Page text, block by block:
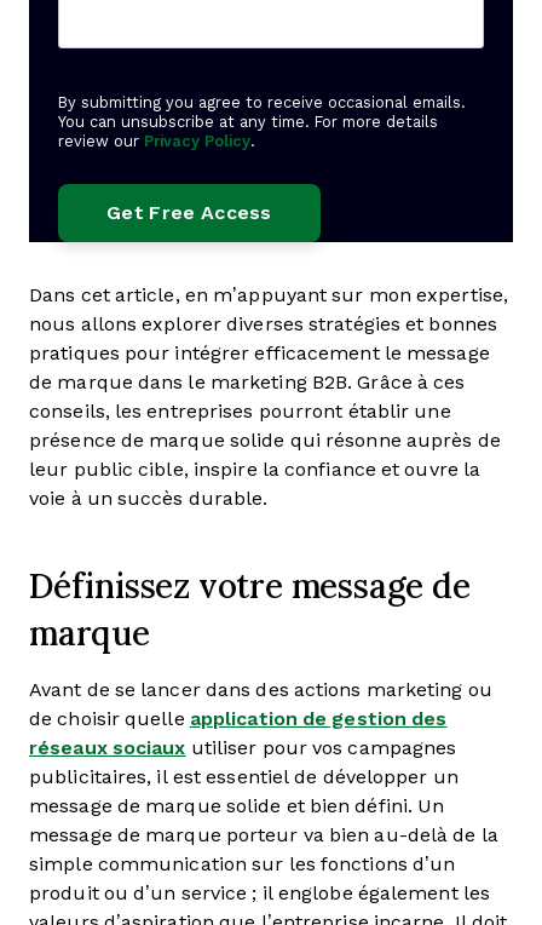
By submitting you agree to receive occasional emails.
You can unsubscribe at any time. For more details
review our Privacy Policy.
Dans cet article, en m’appuyant sur mon expertise,
nous allons explorer diverses stratégies et bonnes
pratiques pour intégrer efficacement le message
de marque dans le marketing B2B. Grâce à ces
conseils, les entreprises pourront établir une
présence de marque solide qui résonne auprès de
leur public cible, inspire la confiance et ouvre la
voie à un succès durable.
Définissez votre message de
marque
Avant de se lancer dans des actions marketing ou
de choisir quelle application de gestion des
réseaux sociaux utiliser pour vos campagnes
publicitaires, il est essentiel de développer un
message de marque solide et bien défini. Un
message de marque porteur va bien au-delà de la
simple communication sur les fonctions d’un
produit ou d’un service ; il englobe également les